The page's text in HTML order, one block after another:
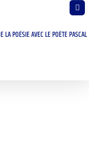
LA POÉSIE AVEC LE POÈTE PASCAL